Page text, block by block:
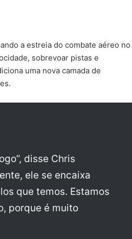
a estreia do combate aéreo no
sobrevoar pistas e
uma nova camada de
disse Chris
ele se encaixa
que temos. Estamos
porque é muito